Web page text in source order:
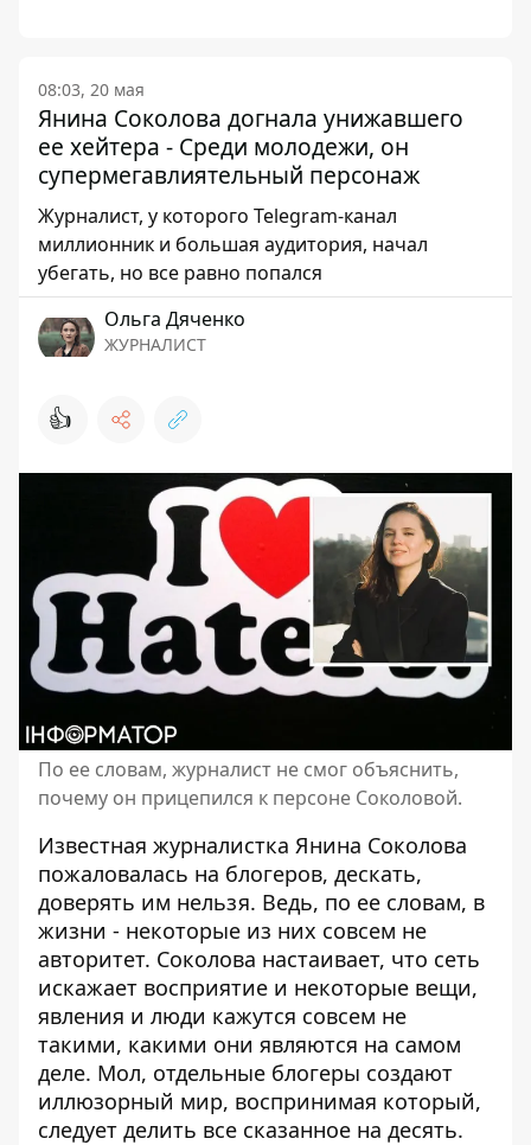
08:03, 20 мая
Янина Соколова догнала унижавшего
ее хейтера - Среди молодежи, он
супермегавлиятельный персонаж
Журналист, у которого Telegram-канал
миллионник и большая аудитория, начал
убегать, но все равно попался
Ольга Дяченко
ЖУРНАЛИСТ
👍
По ее словам, журналист не смог объяснить,
почему он прицепился к персоне Соколовой.
Известная журналистка Янина Соколова
пожаловалась на блогеров, дескать,
доверять им нельзя. Ведь, по ее словам, в
жизни - некоторые из них совсем не
авторитет. Соколова настаивает, что сеть
искажает восприятие и некоторые вещи,
явления и люди кажутся совсем не
такими, какими они являются на самом
деле. Мол, отдельные блогеры создают
иллюзорный мир, воспринимая который,
следует делить все сказанное на десять.